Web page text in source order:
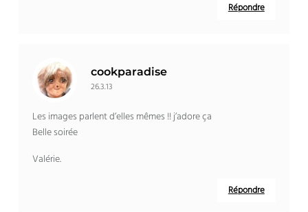
Répondre
cookparadise
26.3.13
Les images parlent d’elles mêmes !! j’adore ça
Belle soirée
Valérie.
Répondre